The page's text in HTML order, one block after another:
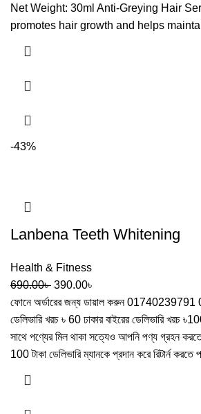
Net Weight: 30ml Anti-Greying Hair
promotes hair growth and helps
-43%
Lanbena Teeth Whitening
Health & Fitness
690.00৳ 390.00৳
ফোনে অর্ডারের জন্য ডায়াল করুন
ডেলিভারি খরচ ৳ 60 ঢাকার বাইরের ডেলিভারি খরচ
সাথে পণ্যের মিল থাকা সত্যেও আপনি পণ্য গ্রহন করতে
100 টাকা ডেলিভারি ম্যানকে প্রদান করে রিটার্ন করতে